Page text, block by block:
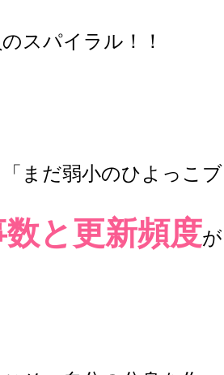
スパイラル！！
まだ弱小のひよっこ
と更新頻度